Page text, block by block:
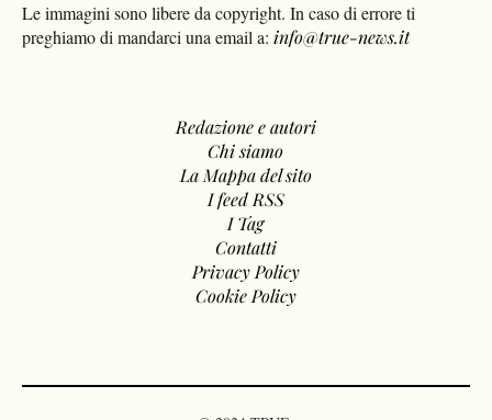
Le immagini sono libere da copyright. In caso di errore ti
preghiamo di mandarci una email a: info@true-news.it
Redazione e autori
Chi siamo
La Mappa del sito
I feed RSS
I Tag
Contatti
Privacy Policy
Cookie Policy